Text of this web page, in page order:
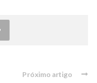
Próximo artigo